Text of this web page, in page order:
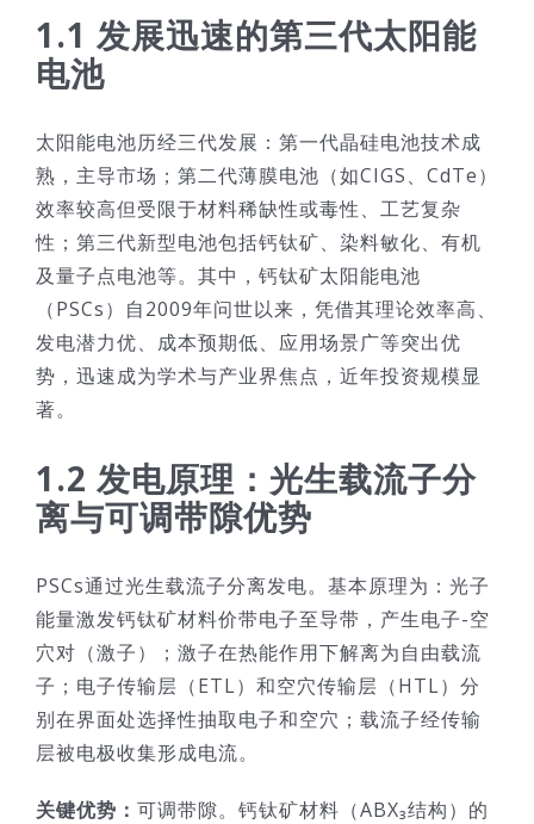
公司新闻
1.1 发展迅速的第三代太阳能
电池
太阳能电池历经三代发展：第一代晶硅电池技术成
熟，主导市场；第二代薄膜电池（如CIGS、CdTe）
效率较高但受限于材料稀缺性或毒性、工艺复杂
性；第三代新型电池包括钙钛矿、染料敏化、有机
及量子点电池等。其中，钙钛矿太阳能电池
（PSCs）自2009年问世以来，凭借其理论效率高、
发电潜力优、成本预期低、应用场景广等突出优
势，迅速成为学术与产业界焦点，近年投资规模显
著。
1.2 发电原理：光生载流子分
离与可调带隙优势
PSCs通过光生载流子分离发电。基本原理为：光子
能量激发钙钛矿材料价带电子至导带，产生电子-空
穴对（激子）；激子在热能作用下解离为自由载流
子；电子传输层（ETL）和空穴传输层（HTL）分
别在界面处选择性抽取电子和空穴；载流子经传输
层被电极收集形成电流。
关键优势： 可调带隙。钙钛矿材料（ABX₃结构）的